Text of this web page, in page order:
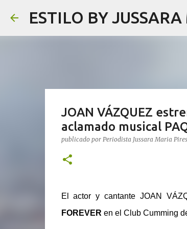
ESTILO BY
JOAN VÁZQUEZ
aclamado musical
publicado por Periodista Jussara Maria
El actor y cantante JOAN
FOREVER en el Club Cumming